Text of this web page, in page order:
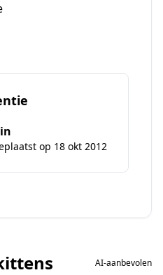
op 18 okt 2012
AI-aanbevolen